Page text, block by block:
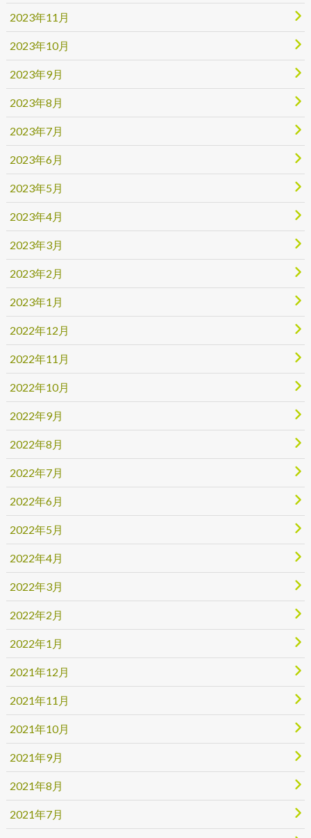
2023年11月
2023年10月
2023年9月
2023年8月
2023年7月
2023年6月
2023年5月
2023年4月
2023年3月
2023年2月
2023年1月
2022年12月
2022年11月
2022年10月
2022年9月
2022年8月
2022年7月
2022年6月
2022年5月
2022年4月
2022年3月
2022年2月
2022年1月
2021年12月
2021年11月
2021年10月
2021年9月
2021年8月
2021年7月